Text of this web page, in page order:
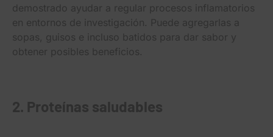
demostrado ayudar a regular procesos inflamatorios
en entornos de investigación. Puede agregarlas a
sopas, guisos e incluso batidos para dar sabor y
obtener posibles beneficios.
2. Proteínas saludables